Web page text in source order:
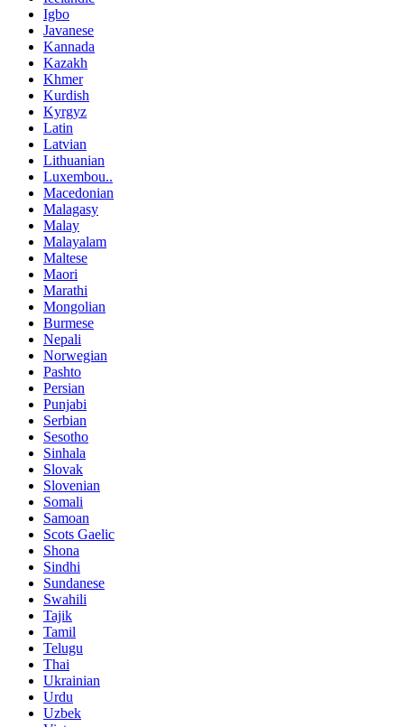
Igbo
Javanese
Kannada
Kazakh
Khmer
Kurdish
Kyrgyz
Latin
Latvian
Lithuanian
Luxembou..
Macedonian
Malagasy
Malay
Malayalam
Maltese
Maori
Marathi
Mongolian
Burmese
Nepali
Norwegian
Pashto
Persian
Punjabi
Serbian
Sesotho
Sinhala
Slovak
Slovenian
Somali
Samoan
Scots Gaelic
Shona
Sindhi
Sundanese
Swahili
Tajik
Tamil
Telugu
Thai
Ukrainian
Urdu
Uzbek